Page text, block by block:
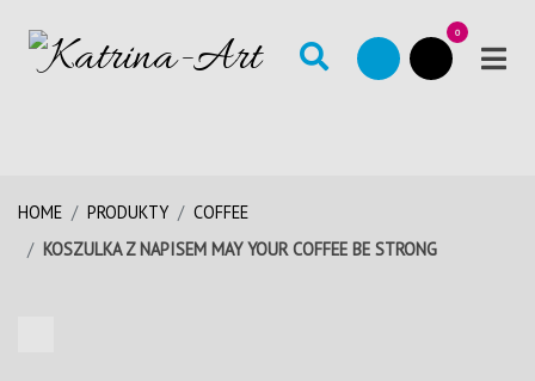
0
HOME PRODUKTY
COFFEE
KOSZULKA Z NAPISEM MAY YOUR COFFEE BE STRONG